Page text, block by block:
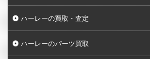
ハーレーの買取・査定
ハーレーのパーツ買取